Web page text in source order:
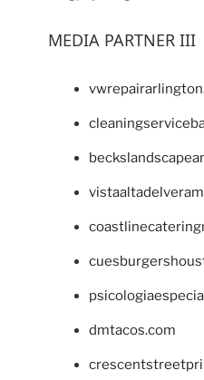
MEDIA PARTNER III
dmtacos.com